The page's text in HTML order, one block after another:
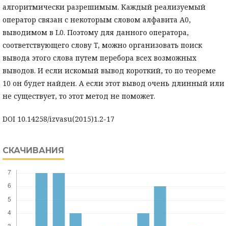
алгоритмически разрешимым. Каждый реализуемый
оператор связан с некоторым словом алфавита A0,
выводимом в L0. Поэтому для данного оператора,
соответствующего слову T, можно организовать поиск
вывода этого слова путем перебора всех возможных
выводов. И если искомый вывод короткий, то по теореме
10 он будет найден. А если этот вывод очень длинный или
не существует, то этот метод не поможет.
DOI 10.14258/izvasu(2015)1.2-17
СКАЧИВАНИЯ